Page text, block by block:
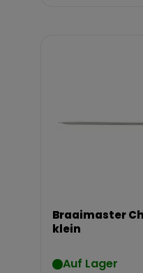
Braaimaster
klein
Auf Lager